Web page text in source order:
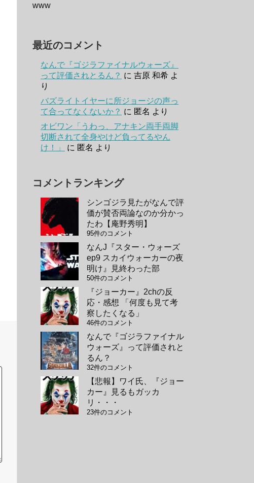
www
最近のコメント
なんで『ゴジラファイナルウォーズ』
って評価されとるん？ に 吉原 和希 よ
り
バズライトイヤーに所ジョージの声っ
て合ってなくないか？ に 匿名 より
オビワン「うわっ、アナキン両手両脚
切断されて全身やけど負ってるやん
け！」
に 匿名 より
コメントランキング
シンゴジラ見たがなんで評
価が賛否両論なのか分かっ
たわ【庵野秀明】
95件のコメント
なんJ『スター・ウォーズ
ep9 スカイウォーカーの夜
明け』見終わった部
50件のコメント
『ジョーカー』2chの反
応・感想 「何度も見て考
察したくなる」
46件のコメント
なんで『ゴジラファイナル
ウォーズ』って評価されと
るん？
32件のコメント
【悲報】ワイ氏、『ジョー
カー』見るもガッカ
リ・・・
23件のコメント